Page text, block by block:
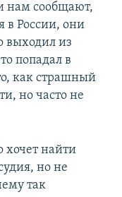
нам сообщают,
в России, они
выходил из
попадал в
как страшный
но часто не
хочет найти
но не
так